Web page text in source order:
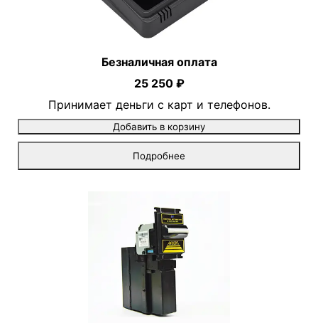
Безналичная оплата
25 250 ₽
Принимает деньги с карт и телефонов.
Добавить в корзину
Подробнее